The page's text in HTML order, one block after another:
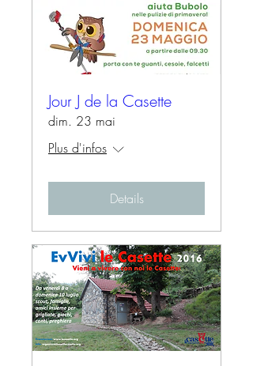
Jour J de la Casette
dim. 23 mai
Plus d'infos
Details